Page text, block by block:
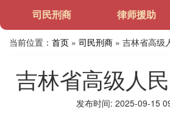
司民刑商 律师援助
当前位置： 首页 » 司民刑商 » 吉林省高级
吉林省高级人
发布时间: 2025-09-15